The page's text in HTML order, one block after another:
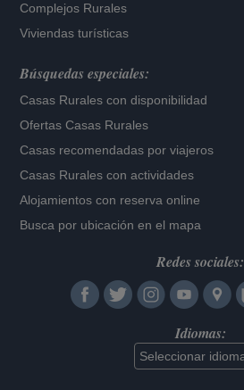
Complejos Rurales
Viviendas turísticas
Búsquedas especiales:
Casas Rurales con disponibilidad
Ofertas Casas Rurales
Casas recomendadas por viajeros
Casas Rurales con actividades
Alojamientos con reserva online
Busca por ubicación en el mapa
Redes sociales:
Idiomas: